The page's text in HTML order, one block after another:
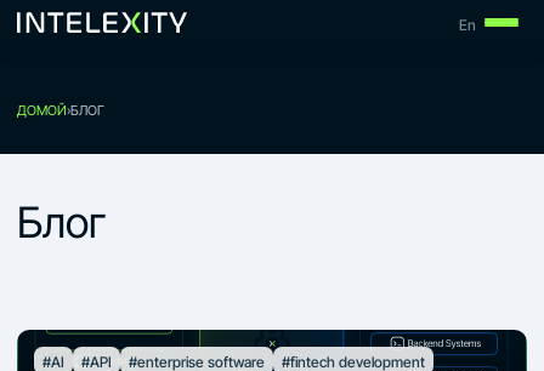
Skip
En
ДОМОЙ›БЛОГ
Блог
#AI #API #enterprise software #fintech development